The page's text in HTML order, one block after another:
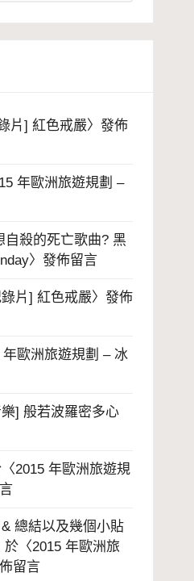
片] 紅色戒嚴〉發佈
年歐洲旅遊規劃 –
自殺的死亡歌曲? 黑
〉發佈留言
片] 紅色戒嚴〉發佈
年歐洲旅遊規劃 – 冰
] 般若波羅密多心
2015 年歐洲旅遊規
總結以及幾個小貼
於〈2015 年歐洲旅
留言